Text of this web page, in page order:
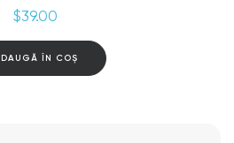
$39.00
ÎN COȘ